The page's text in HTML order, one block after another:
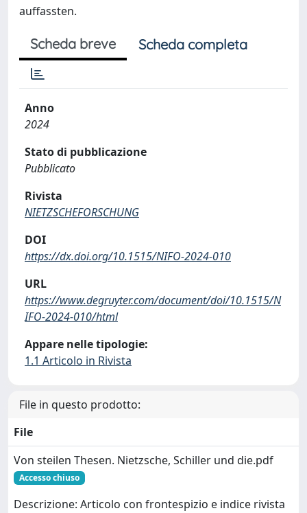
auffassten.
Scheda breve Scheda completa
Anno
2024
Stato di pubblicazione
Pubblicato
Rivista
NIETZSCHEFORSCHUNG
DOI
https://dx.doi.org/10.1515/NIFO-2024-010
URL
https://www.degruyter.com/document/doi/10.1515/N
IFO-2024-010/html
Appare nelle tipologie:
1.1 Articolo in Rivista
File in questo prodotto:
File
Von steilen Thesen. Nietzsche, Schiller und die.pdf
Accesso chiuso
Descrizione: Articolo con frontespizio e indice rivista